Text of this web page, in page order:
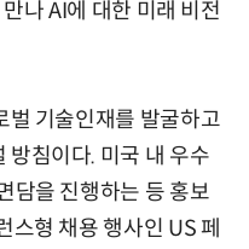
나 AI에 대한 미래 비전
벌 기술인재를 발굴하고
방침이다. 미국 내 우수
담을 진행하는 등 홍보
스형 채용 행사인 US 페